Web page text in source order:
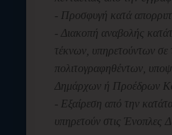
- Προσφυγή κατά
- Διακοπή αναβολής
τέκνων, υπηρετούντων σε
πολιτογραφηθέντων,
Δημάρχων ή Προέδρων
- Εξαίρεση από την
υπηρετούν στις Ένοπλες